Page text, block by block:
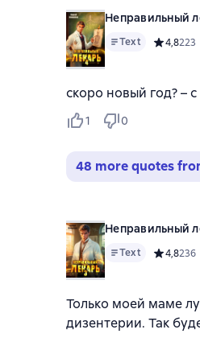
Неправильный
Text Средний
4,8223
скоро новый год? –
1 0
48 more quotes
Неправильный
Text Средний
4,8236
Только моей маме
дизентерии. Так